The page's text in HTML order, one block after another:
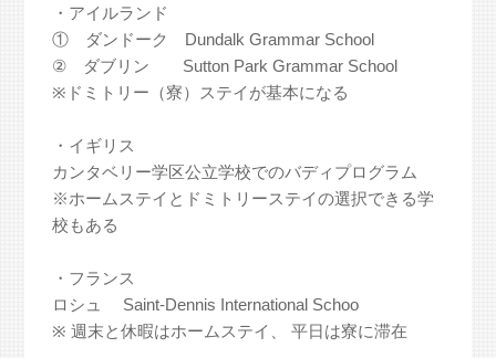
・アイルランド
① ダンドーク Dundalk Grammar School
② ダブリン Sutton Park Grammar School
※ドミトリー（寮）ステイが基本になる
・イギリス
カンタベリー学区公立学校でのバディプログラム
※ホームステイとドミトリーステイの選択できる学
校もある
・フランス
ロシュ Saint-Dennis International Schoo
※ 週末と休暇はホームステイ、 平日は寮に滞在